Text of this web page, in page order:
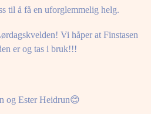
til å få en uforglemmelig helg.
Vi håper at Finstasen
er og tas i bruk!!!
og Ester Heidrun😊